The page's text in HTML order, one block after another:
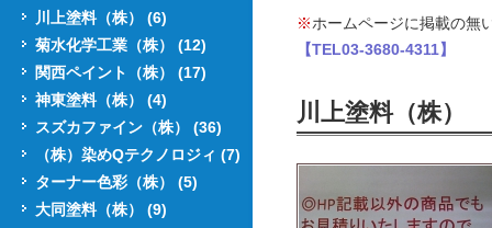
※ホームページに掲載の無
【TEL03-3680-4311】
川上塗料（株）
川上塗料（株） (6)
菊水化学工業（株） (12)
関西ペイント（株） (17)
神東塗料（株） (4)
スズカファイン（株） (36)
（株）染めQテクノロジィ (7)
ターナー色彩（株） (5)
大同塗料（株） (9)